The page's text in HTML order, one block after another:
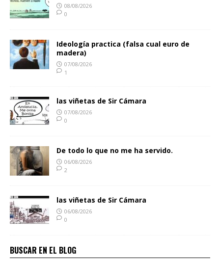
08/08/2026
0
Ideología practica (falsa cual euro de
madera)
07/08/2026
1
las viñetas de Sir Cámara
07/08/2026
0
De todo lo que no me ha servido.
06/08/2026
2
las viñetas de Sir Cámara
06/08/2026
0
BUSCAR EN EL BLOG